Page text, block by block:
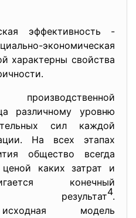
эффективность -
экономическая
характерны свойства
различному уровню
сил каждой
На всех этапах
общество всегда
ценой каких затрат и
конечный
результат4.
модель